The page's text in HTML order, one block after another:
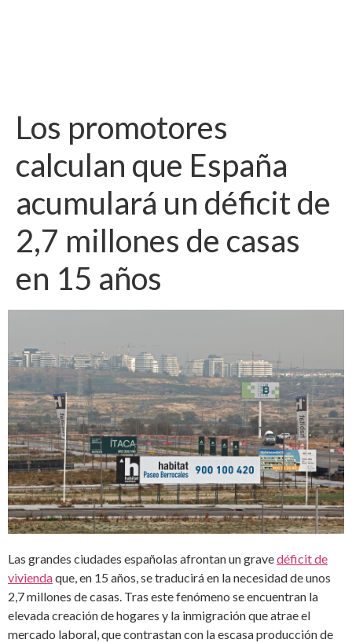
Los promotores
calculan que España
acumulará un déficit de
2,7 millones de casas
en 15 años
Las grandes ciudades españolas afrontan un gravedéficit de
viviendaque, en 15 años, se traducirá en la necesidad de unos
2,7 millones de casas. Tras este fenómeno se encuentran la
elevada creación de hogares y la inmigración que atrae el
mercado laboral, que contrastan con la escasa producción de